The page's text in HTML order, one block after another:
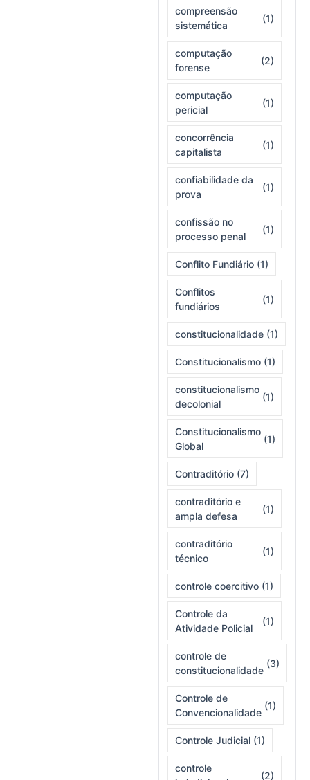
compreensão
sistemática
(1)
computação
forense
(2)
computação
pericial
(1)
concorrência
capitalista
(1)
confiabilidade da
prova
(1)
confissão no
processo penal
(1)
Conflito Fundiário (1)
Conflitos
fundiários
(1)
constitucionalidade (1)
Constitucionalismo (1)
constitucionalismo
decolonial
(1)
Constitucionalismo
Global
(1)
Contraditório (7)
contraditório e
ampla defesa
(1)
contraditório
técnico
(1)
controle coercitivo (1)
Controle da
Atividade Policial
(1)
controle de
constitucionalidade
(3)
Controle de
Convencionalidade
(1)
Controle Judicial (1)
controle
(2)